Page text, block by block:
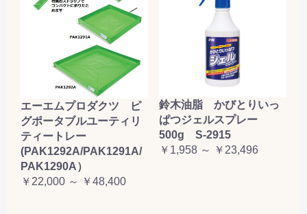
エーエムプロダクツ ピ
グポータブルユーティリ
ティートレー
(PAK1292A/PAK1291A/
PAK1290A）
￥22,000 ～ ￥48,400
鈴木油脂 かびとりいっ
ぱつジェルスプレー
500g S-2915
￥1,958 ～ ￥23,496